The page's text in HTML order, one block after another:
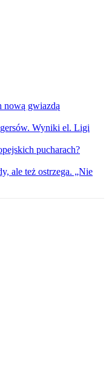
nową gwiazdą
Wyniki el. Ligi
pucharach?
ale też ostrzega. „Nie